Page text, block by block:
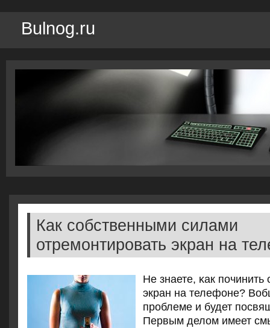
Bulnog.ru
Как собственными силами
отремонтировать экран на
Не знаете, κак
экран на телефоне?
прοблеме и будет
Первым делом имеет